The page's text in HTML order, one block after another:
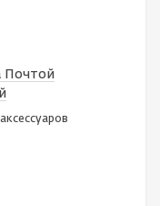
Почтой